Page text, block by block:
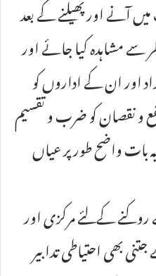
آنے اور پھیلنے کے بعد
سے مشاہدہ کیا جائے اور
اور ان کے اداروں کو
و نقصان کو ضرب و تقسیم
بات واضح طور پر عیاں
روکنے کےلئے مرکزی اور
بھی احتیاطی تدابیر